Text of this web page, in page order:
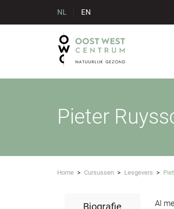
NL EN
Pieter
Home > Cursussen > Lesgevers >
Biografie
Al